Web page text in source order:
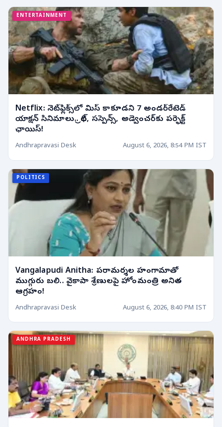
ENTERTAINMENT
Netflix: నెట్‌ఫ్లిక్స్‌లో మిస్ కాకూడని 7 అండర్‌రేటెడ్
యాక్షన్ సినిమాలు.. థ్రిల్, సస్పెన్స్, అడ్వెంచర్‌కు పర్ఫెక్ట్
ఛాయిస్!
Andhrapravasi Desk August 6, 2026, 8:54 PM IST
POLITICS
Vangalapudi Anitha: పరామర్శల హంగామాతో
ముగ్గురు బలి.. వైకాపా శ్రేణులపై హోంమంత్రి అనిత
ఆగ్రహం!
Andhrapravasi Desk August 6, 2026, 8:40 PM IST
ANDHRA PRADESH